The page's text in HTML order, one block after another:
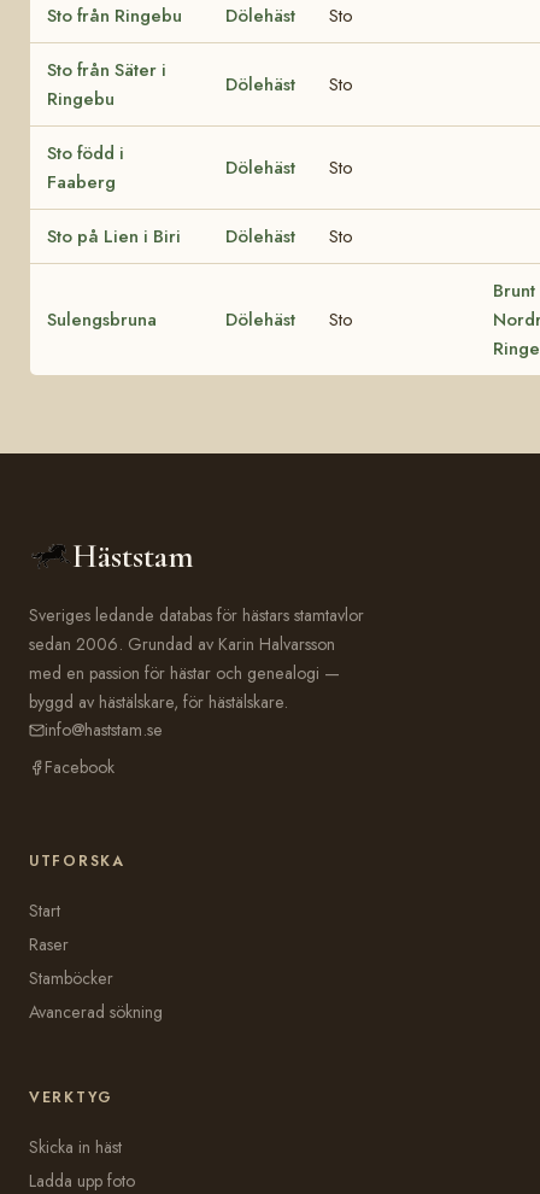
Sto från Ringebu Dölehäst Sto
Sto från Säter i
Ringebu
Dölehäst Sto
Sto född i
Faaberg
Dölehäst Sto
Sto på Lien i Biri Dölehäst Sto
Sulengsbruna Dölehäst Sto
Häststam
Sveriges ledande databas för hästars stamtavlor
sedan 2006. Grundad av Karin Halvarsson
med en passion för hästar och genealogi —
byggd av hästälskare, för hästälskare.
info@haststam.se
Facebook
UTFORSKA
Start
Raser
Stamböcker
Avancerad sökning
VERKTYG
Skicka in häst
Ladda upp foto